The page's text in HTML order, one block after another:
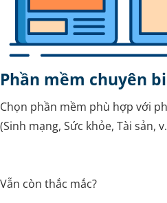
Phần mềm chuyên
Chọn phần mềm phù hợp với
(Sinh mạng, Sức khỏe, Tài sản,
Vẫn còn thắc mắc?